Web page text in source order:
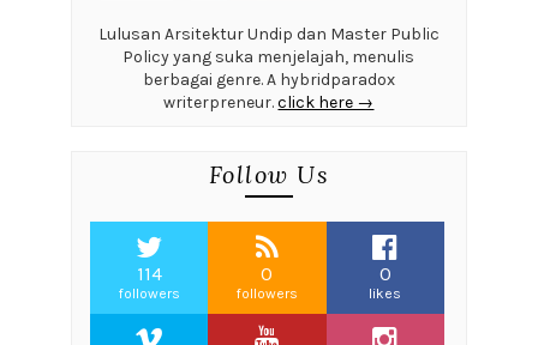
Lulusan Arsitektur Undip dan Master Public
Policy yang suka menjelajah, menulis
berbagai genre. A hybridparadox
writerpreneur.click here →
Follow Us
114
followers
0
followers
0
likes